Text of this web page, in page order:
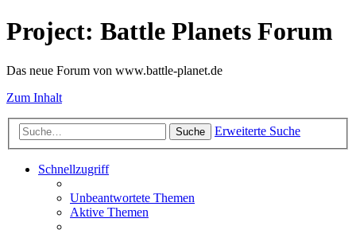
Project: Battle Planets Forum
Das neue Forum von www.battle-planet.de
Zum Inhalt
Suche Erweiterte Suche
Schnellzugriff
Unbeantwortete Themen
Aktive Themen